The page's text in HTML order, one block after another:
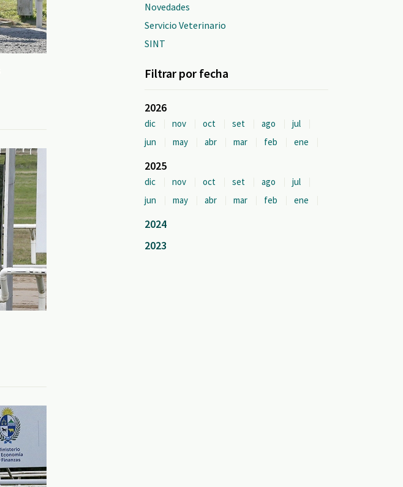
Novedades
Servicio Veterinario
SINT
Filtrar por fecha
2026
dic nov oct set ago
jul
jun
may abr mar feb ene
2025
dic nov oct set ago
jul
jun
may abr mar feb ene
2024
2023